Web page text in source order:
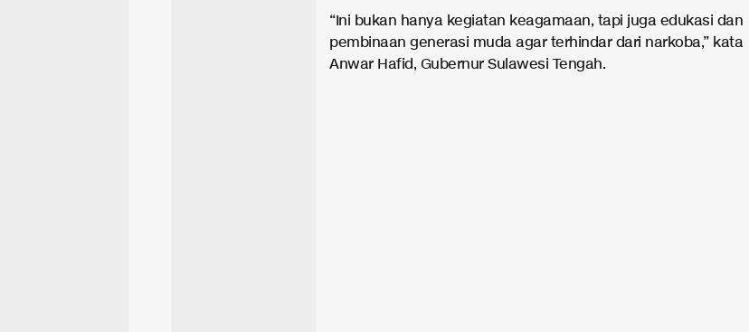
“Ini bukan hanya kegiatan keagamaan, tapi juga edukasi dan
pembinaan generasi muda agar terhindar dari narkoba,” kata
Anwar Hafid, Gubernur Sulawesi Tengah.